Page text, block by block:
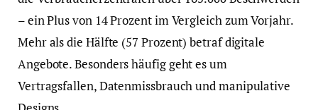
– ein Plus von 14 Prozent im Vergleich zum Vorjahr.
Mehr als die Hälfte (57 Prozent) betraf digitale
Angebote. Besonders häufig geht es um
Vertragsfallen, Datenmissbrauch und manipulative